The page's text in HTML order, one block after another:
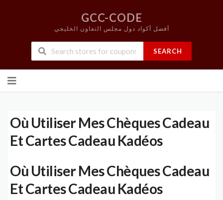
GCC-CODE
أفضل أكواد دول مجلس التعاون الخليجي
SEARCH
to
Où Utiliser Mes Chèques Cadeau
Et Cartes Cadeau Kadéos
Où Utiliser Mes Chèques Cadeau
Et Cartes Cadeau Kadéos